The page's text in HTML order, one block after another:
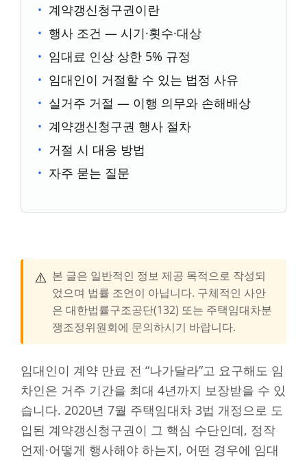
계약갱신청구권이란
행사 조건 — 시기·횟수·대상
임대료 인상 상한 5% 규정
임대인이 거절할 수 있는 법정 사유
실거주 거절 — 이행 의무와 손해배상
계약갱신청구권 행사 절차
거절 시 대응 방법
자주 묻는 질문
⚠️ 본 글은 일반적인 정보 제공 목적으로 작성되
었으며 법률 조언이 아닙니다. 구체적인 사안
은 대한법률구조공단(132) 또는 주택임대차분
쟁조정위원회에 문의하시기 바랍니다.
임대인이 계약 만료 전 “나가달라”고 요구해도 임
차인은 거주 기간을 최대 4년까지 보장받을 수 있
습니다. 2020년 7월 주택임대차 3법 개정으로 도
입된 계약갱신청구권이 그 핵심 수단인데, 정작
언제·어떻게 행사해야 하는지, 어떤 경우에 임대